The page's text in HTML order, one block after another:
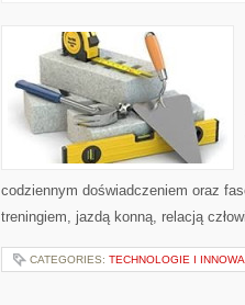
codziennym doświadczeniem oraz
treningiem, jazdą konną, relacją
CATEGORIES: TECHNOLOGIE I